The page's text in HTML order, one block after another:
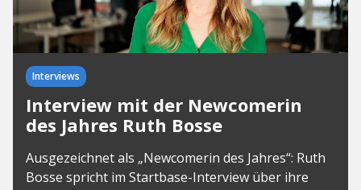
Interviews
Interview mit der Newcomerin
des Jahres Ruth Bosse
Ausgezeichnet als „Newcomerin des Jahres“: Ruth
Bosse spricht im Startbase-Interview über ihre